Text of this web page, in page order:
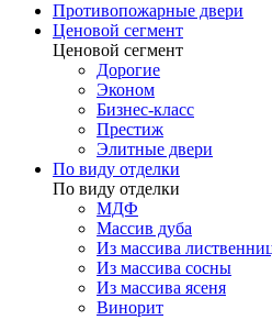
Противопожарные двери
Ценовой сегмент
Ценовой сегмент
Дорогие
Эконом
Бизнес-класс
Престиж
Элитные двери
По виду отделки
По виду отделки
МДФ
Массив дуба
Из массива
Из массива сосны
Из массива ясеня
Винорит